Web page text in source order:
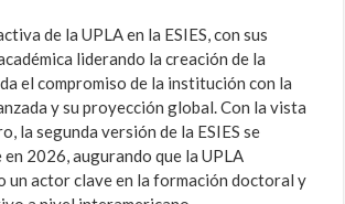
de la UPLA en la ESIES, con sus
liderando la creación de la
el compromiso de la institución con la
y su proyección global. Con la vista
la segunda versión de la ESIES se
2026, augurando que la UPLA
un actor clave en la formación doctoral y